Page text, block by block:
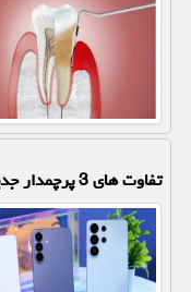
تفاوت های 3 پرچمدار جدید سامسونگ چیست؟